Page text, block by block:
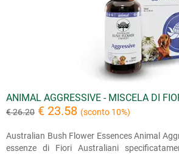
ANIMAL AGGRESSIVE - MISCELA DI
€ 26.20 € 23.58 (sconto 10%)
Australian Bush Flower Essences Animal
essenze di Fiori Australiani